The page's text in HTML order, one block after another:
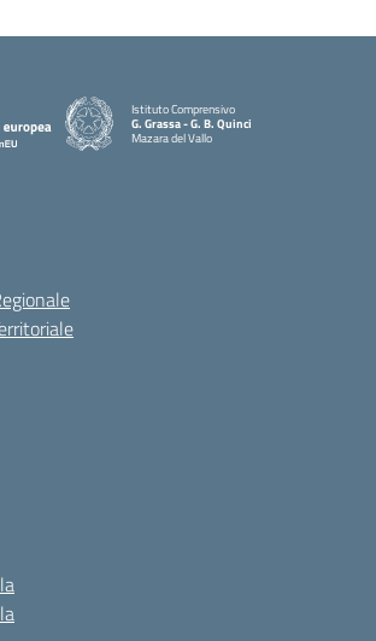
Istituto Comprensivo
G. Grassa - G. B. Quinci
Mazara del Vallo